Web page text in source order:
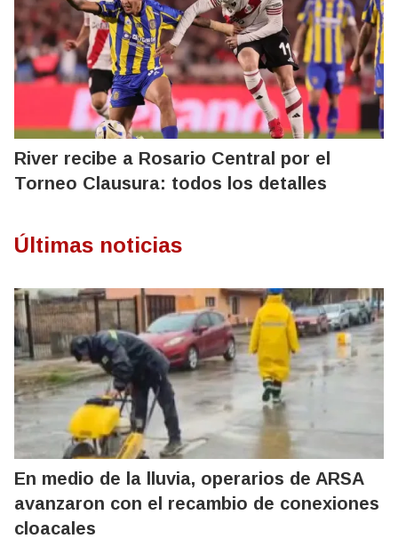
River recibe a Rosario Central por el
Torneo Clausura: todos los detalles
Últimas noticias
En medio de la lluvia, operarios de ARSA
avanzaron con el recambio de conexiones
cloacales